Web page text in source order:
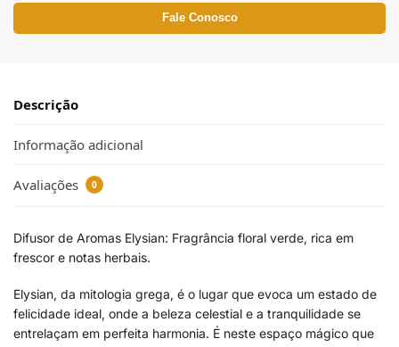
Fale Conosco
Descrição
Informação adicional
Avaliações 0
Difusor de Aromas Elysian: Fragrância floral verde, rica em
frescor e notas herbais.
Elysian, da mitologia grega, é o lugar que evoca um estado de
felicidade ideal, onde a beleza celestial e a tranquilidade se
entrelaçam em perfeita harmonia. É neste espaço mágico que